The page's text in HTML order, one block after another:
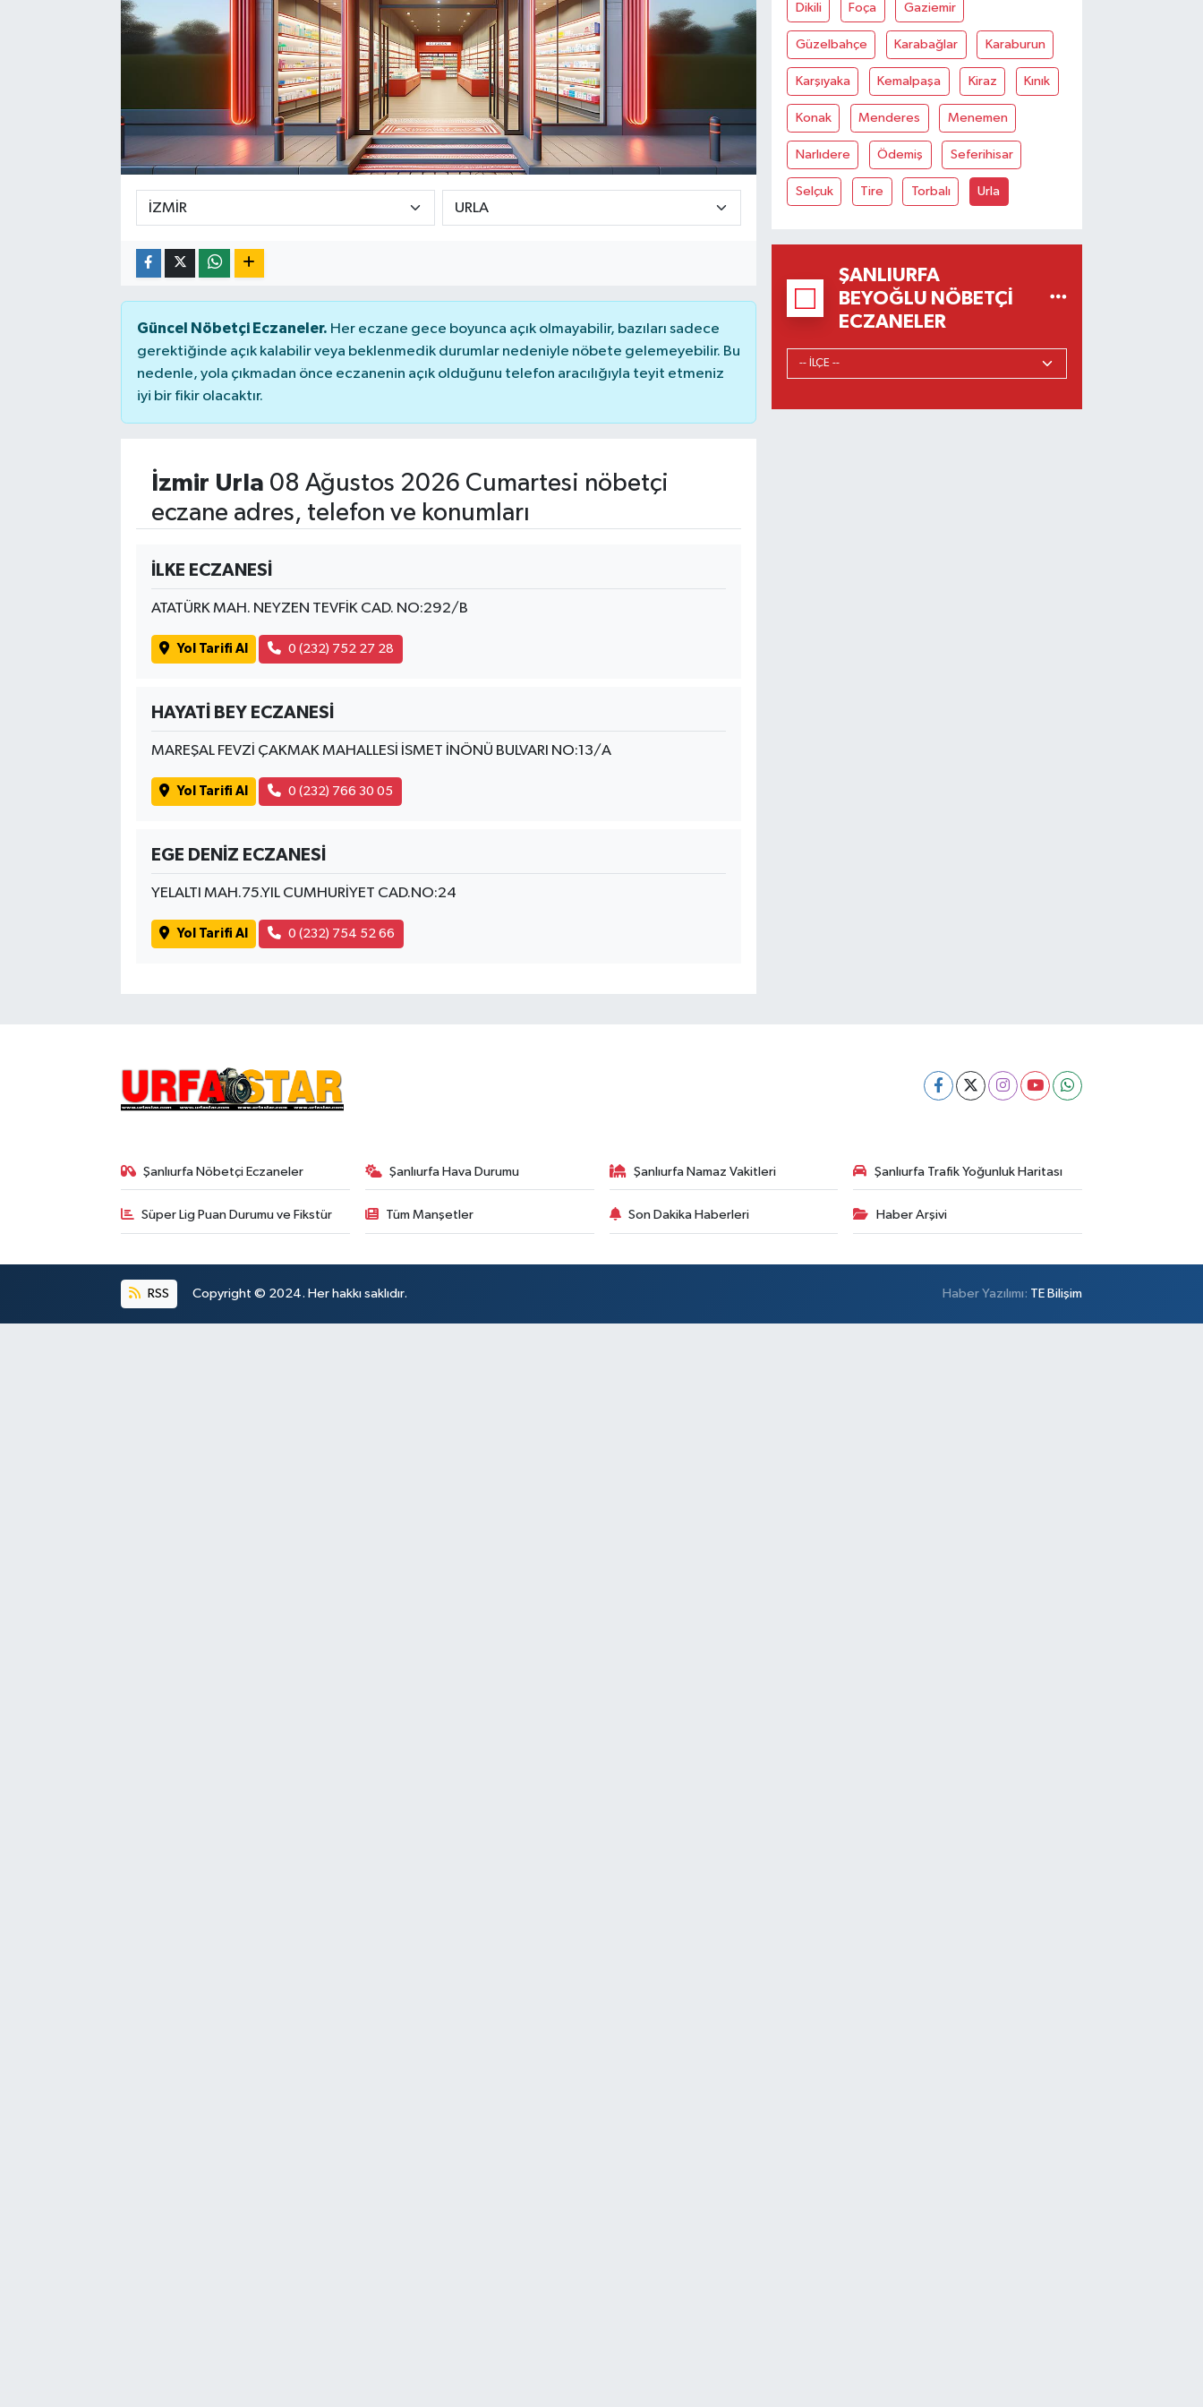
Güncel Nöbetçi Eczaneler. Her eczane gece boyunca açık olmayabilir, bazıları sadece
gerektiğinde açık kalabilir veya beklenmedik durumlar nedeniyle nöbete gelemeyebilir. Bu
nedenle, yola çıkmadan önce eczanenin açık olduğunu telefon aracılığıyla teyit etmeniz
iyi bir fikir olacaktır.
İzmir Urla 08 Ağustos 2026 Cumartesi nöbetçi
eczane adres, telefon ve konumları
İLKE ECZANESİ
ATATÜRK MAH. NEYZEN TEVFİK CAD. NO:292/B
Yol Tarifi Al 0 (232) 752 27 28
HAYATİ BEY ECZANESİ
MAREŞAL FEVZİ ÇAKMAK MAHALLESİ İSMET İNÖNÜ BULVARI NO:13/A
Yol Tarifi Al 0 (232) 766 30 05
EGE DENİZ ECZANESİ
YELALTI MAH.75.YIL CUMHURİYET CAD.NO:24
Yol Tarifi Al 0 (232) 754 52 66
Dikili Foça Gaziemir
Güzelbahçe Karabağlar Karaburun
Karşıyaka Kemalpaşa Kiraz Kınık
Konak Menderes Menemen
Narlıdere Ödemiş Seferihisar
Selçuk Tire Torbalı Urla
ŞANLIURFA
BEYOĞLU NÖBETÇI
ECZANELER
Şanlıurfa Nöbetçi Eczaneler Şanlıurfa Hava Durumu Şanlıurfa Namaz Vakitleri Şanlıurfa Trafik Yoğunluk Haritası
Süper Lig Puan Durumu ve Fikstür Tüm Manşetler Son Dakika Haberleri Haber Arşivi
RSS Copyright © 2024. Her hakkı saklıdır. Haber Yazılımı: TE Bilişim